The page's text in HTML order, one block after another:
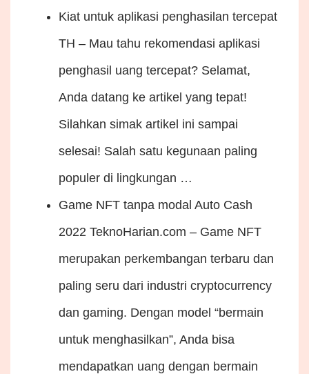
Kiat untuk aplikasi penghasilan tercepat
TH – Mau tahu rekomendasi aplikasi
penghasil uang tercepat? Selamat,
Anda datang ke artikel yang tepat!
Silahkan simak artikel ini sampai
selesai! Salah satu kegunaan paling
populer di lingkungan …
Game NFT tanpa modal Auto Cash
2022 TeknoHarian.com – Game NFT
merupakan perkembangan terbaru dan
paling seru dari industri cryptocurrency
dan gaming. Dengan model “bermain
untuk menghasilkan”, Anda bisa
mendapatkan uang dengan bermain